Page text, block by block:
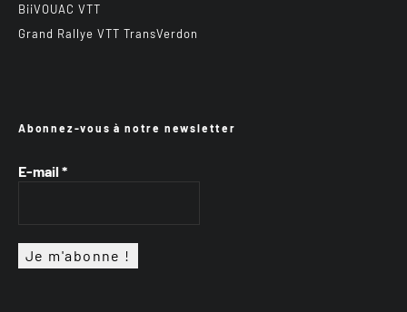
BiiVOUAC VTT
Grand Rallye VTT TransVerdon
Abonnez-vous à notre newsletter
E-mail *